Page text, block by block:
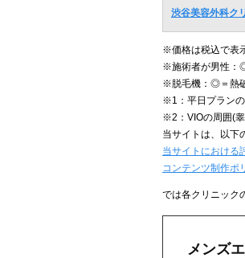
渋谷美容外科ク
※価格は税込で表
※施術者が男性：
※脱毛機：◎＝熱
※1：平日プラン
※2：VIOの周囲(
当サイトは、以下
当サイトにおける
コンテンツ制作ポ
では各クリニック
メンズ